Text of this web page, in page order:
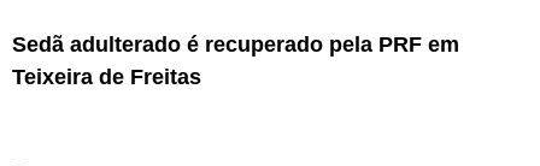
Sedã adulterado é recuperado pela PRF em
Teixeira de Freitas